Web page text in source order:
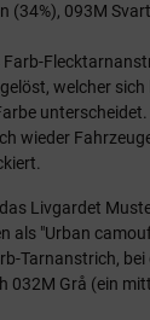
(34%), 093M
welcher
unterscheidet.
wieder
Livgardet
als "Urban
Tarnanstrich,
032M Grå (ein